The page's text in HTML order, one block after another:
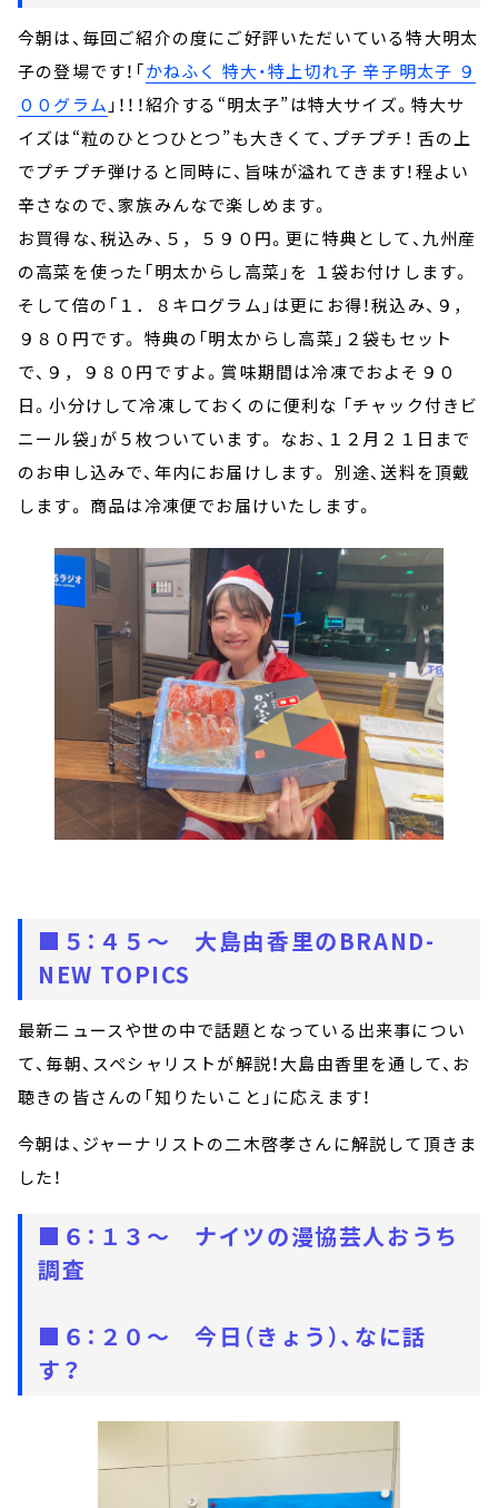
今朝は、毎回ご紹介の度にご好評いただいている特大明太
子の登場です！「かねふく 特大・特上切れ子 辛子明太子 ９
００グラム 」！！！紹介する“明太子”は特大サイズ。特大サ
イズは“粒のひとつひとつ”も大きくて、プチプチ！ 舌の上
でプチプチ弾けると同時に、旨味が溢れてきます！程よい
辛さなので、家族みんなで楽しめます。
お買得な、税込み、５，５９０円。更に特典として、九州産
の高菜を使った「明太からし高菜」を １袋お付けします。
そして倍の「１．８キログラム」は更にお得！税込み、９，
９８０円です。 特典の「明太からし高菜」２袋もセット
で、９，９８０円ですよ。賞味期間は冷凍でおよそ９０
日。小分けして冷凍しておくのに便利な 「チャック付きビ
ニール袋」が５枚ついています。 なお、１２月２１日まで
のお申し込みで、年内にお届けします。 別途、送料を頂戴
します。 商品は冷凍便でお届けいたします。
■５：４５～ 大島由香里のBRAND-
NEW TOPICS
最新ニュースや世の中で話題となっている出来事につい
て、毎朝、スペシャリストが解説！大島由香里を通して、お
聴きの皆さんの「知りたいこと」に応えます！
今朝は、ジャーナリストの二木啓孝さんに解説して頂きま
した！
■６：１３～ ナイツの漫協芸人おうち
調査
■６：２０～ 今日（きょう）、なに話
す？